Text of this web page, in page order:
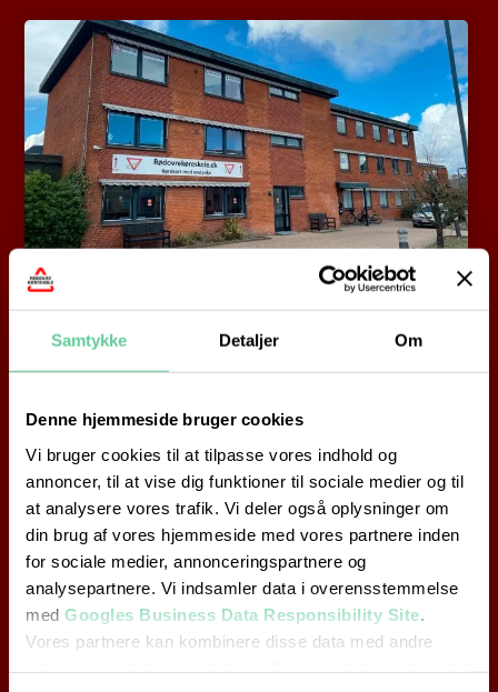
Samtykke Detaljer Om
Denne hjemmeside bruger cookies
Vi bruger cookies til at tilpasse vores indhold og
annoncer, til at vise dig funktioner til sociale medier og til
at analysere vores trafik. Vi deler også oplysninger om
din brug af vores hjemmeside med vores partnere inden
for sociale medier, annonceringspartnere og
analysepartnere. Vi indsamler data i overensstemmelse
med Googles Business Data Responsibility Site
Vores partnere kan kombinere disse data med andre
Vi prioriterer din sikkerhed
tid. Vi er medlem af Danske Kørelæreres Landsforbund
(DKL), som er en landsdækkende organisation for
Danmarks kørelærere. DKL fungerer som ankenævn og
garantifond, og de dækker alle dine omkostninger i
forbindelse med eventuelle klager over undervisning.
Mange års erfaring og
ekspertise